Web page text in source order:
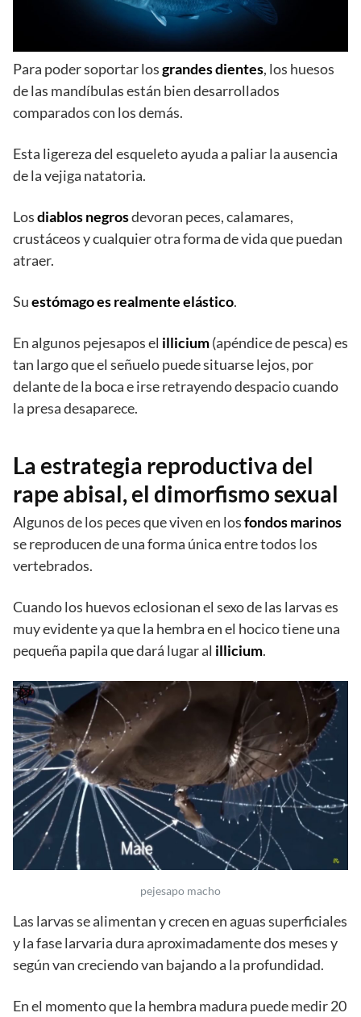
Para poder soportar losgrandes dientes, los huesos
de las mandíbulas están bien desarrollados
comparados con los demás.
Esta ligereza del esqueleto ayuda a paliar la ausencia
de la vejiga natatoria.
Losdiablos negrosdevoran peces, calamares,
crustáceos y cualquier otra forma de vida que puedan
atraer.
Suestómago es realmente elástico.
En algunos pejesapos el illicium(apéndice de pesca) es
tan largo que el señuelo puede situarse lejos, por
delante de la boca e irse retrayendo despacio cuando
la presa desaparece.
La estrategia reproductiva del
rape abisal, el dimorfismo sexual
Algunos de los peces que viven en losfondos marinos
se reproducen de una forma única entre todos los
vertebrados.
Cuando los huevos eclosionan el sexo de las larvas es
muy evidente ya que la hembra en el hocico tiene una
pequeña papila que dará lugar al illicium.
pejesapo macho
Las larvas se alimentan y crecen en aguas superficiales
y la fase larvaria dura aproximadamente dos meses y
según van creciendo van bajando a la profundidad.
En el momento que la hembra madura puede medir 20